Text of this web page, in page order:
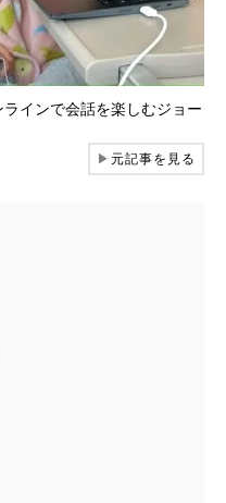
インで会話を楽しむジョー
▶元記事を見る